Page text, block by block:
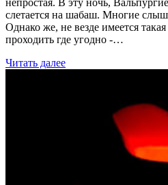
слетается на шабаш. Многие
Однако же, не везде имеется
проходить где угодно -…
Читать далее